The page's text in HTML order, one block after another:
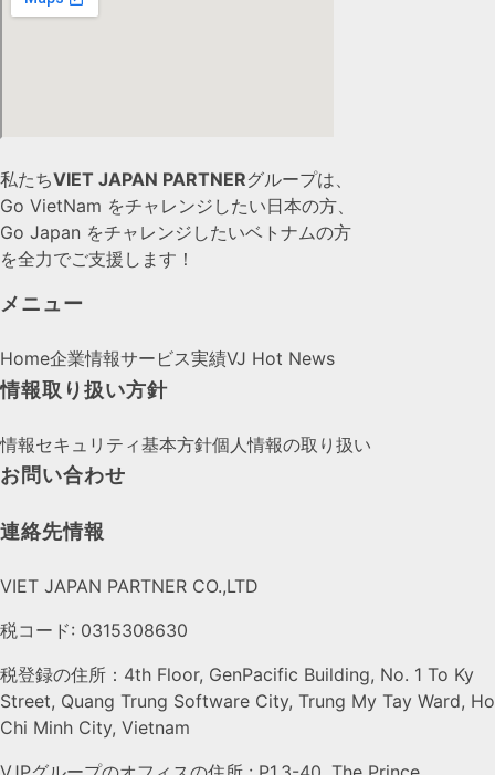
私たちVIET JAPAN PARTNERグループは、
Go VietNam をチャレンジしたい日本の方、
Go Japan をチャレンジしたいベトナムの方
を全力でご支援します！
メニュー
Home企業情報サービス実績VJ Hot News
情報取り扱い方針
情報セキュリティ基本方針個人情報の取り扱い
お問い合わせ
連絡先情報
VIET JAPAN PARTNER CO.,LTD
税コード: 0315308630
税登録の住所：4th Floor, GenPacific Building, No. 1 To Ky
Street, Quang Trung Software City, Trung My Tay Ward, Ho
Chi Minh City, Vietnam